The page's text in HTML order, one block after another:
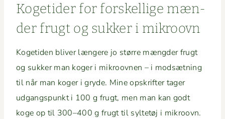
Koge­tider for forskel­lige mæn­
der frugt og sukker i mikroovn
Koge­ti­den bliv­er læn­gere jo større mængder frugt
og sukker man koger i mikroov­nen – i mod­sæt­ning
til når man koger i gryde. Mine opskrifter tager
udgangspunkt i 100 g frugt, men man kan godt
koge op til 300–400 g frugt til syl­tetøj i mikroovn.